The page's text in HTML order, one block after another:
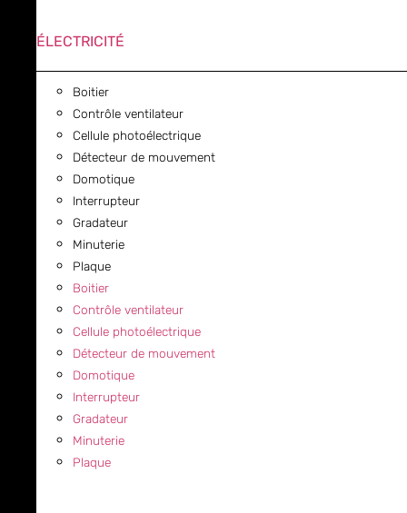
ÉLECTRICITÉ
Boitier
Contrôle ventilateur
Cellule photoélectrique
Détecteur de mouvement
Domotique
Interrupteur
Gradateur
Minuterie
Plaque
Boitier
Contrôle ventilateur
Cellule photoélectrique
Détecteur de mouvement
Domotique
Interrupteur
Gradateur
Minuterie
Plaque